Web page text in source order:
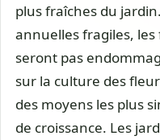
plus fraîches du
annuelles fragiles,
seront pas
sur la culture des
des moyens les plus
de croissance. Les